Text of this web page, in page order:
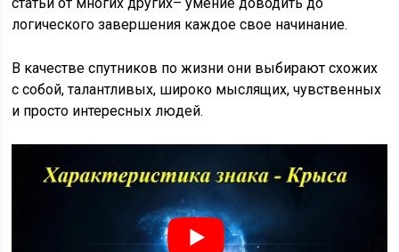
логического завершения каждое свое начинание.
В качестве спутников по жизни они выбирают схожих
с собой, талантливых, широко мыслящих, чувственных
и просто интересных людей.